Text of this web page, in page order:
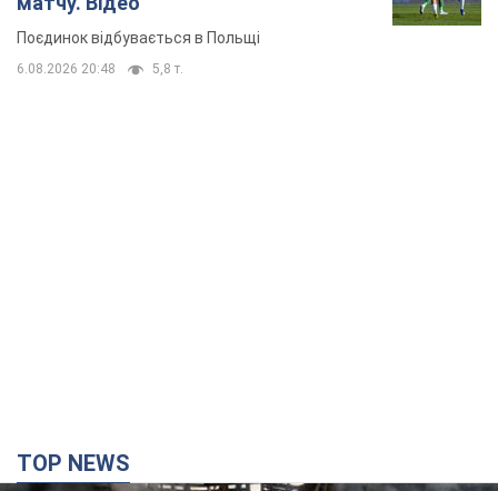
Поєдинок відбувається в Польщі
6.08.2026 20:48 5,8 т.
TOP NEWS